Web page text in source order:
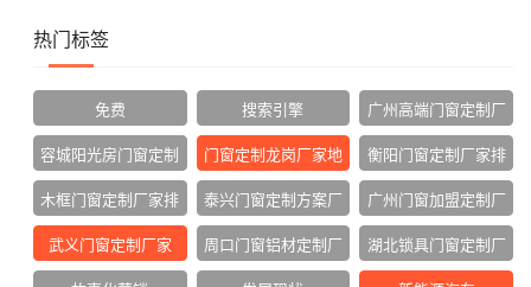
热门标签
免费 搜索引擎
广州高端门窗定制厂
家
容城阳光房门窗定制
厂家
门窗定制龙岗厂家地
址
衡阳门窗定制厂家排
名
木框门窗定制厂家排
名
泰兴门窗定制方案厂
家
广州门窗加盟定制厂
家
武义门窗定制厂家
周口门窗铝材定制厂
家
湖北锁具门窗定制厂
家